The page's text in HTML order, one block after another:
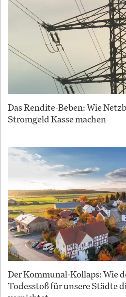
Das Rendite-Beben: Wie
Stromgeld Kasse machen
Der Kommunal-Kollaps: Wie
Todesstoß für unsere Städte